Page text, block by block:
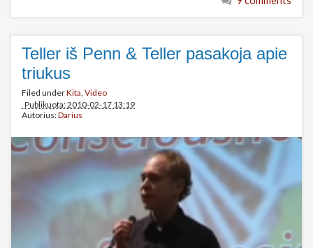
Teller iš Penn & Teller pasakoja apie
triukus
Filed underKita Video
Publikuota: 2010-02-17 13:19
Autorius:Darius